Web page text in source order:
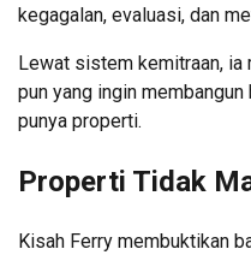
kegagalan, evaluasi, dan
Lewat sistem kemitraan, ia
pun yang ingin
punya properti.
Properti Tidak
Kisah Ferry membuktikan